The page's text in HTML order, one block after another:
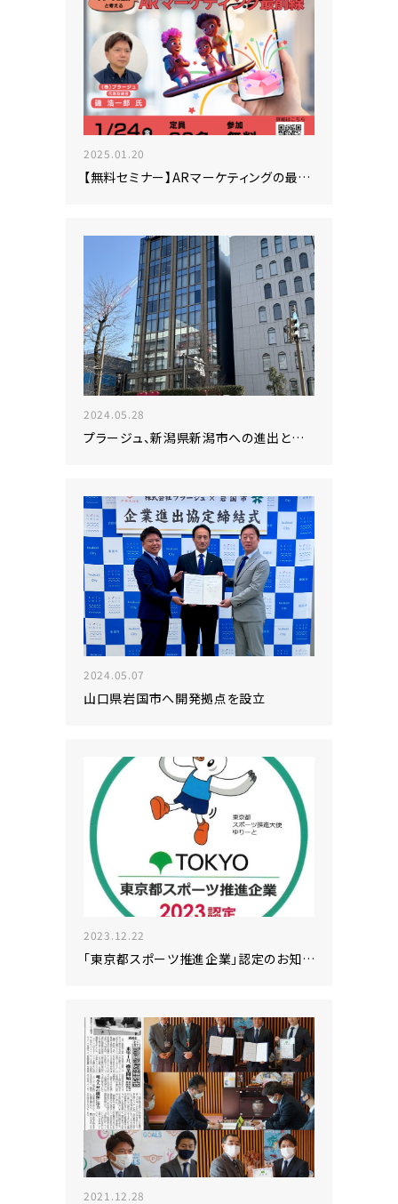
2025.01.20
【無料セミナー】ARマーケティングの最前線！弊社代表が語る最新技術と成功事例
2024.05.28
プラージュ、新潟県新潟市への進出と副知事への表敬訪問について
2024.05.07
山口県岩国市へ開発拠点を設立
2023.12.22
「東京都スポーツ推進企業」認定のお知らせ
2021.12.28